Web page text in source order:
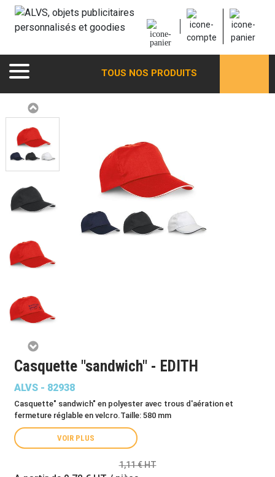
TOUS NOS PRODUITS
Casquette "sandwich" - EDITH
ALVS - 82938
Casquette" sandwich" en polyester avec trous d'aération et
fermeture réglable en velcro.Taille: 580 mm
VOIR PLUS
1,11 € HT